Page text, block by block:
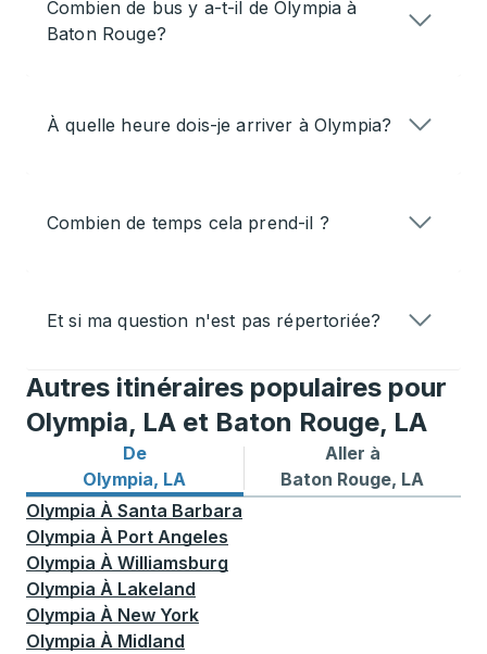
Combien de bus y a-t-il de Olympia à
Baton Rouge?
À quelle heure dois-je arriver à Olympia?
Combien de temps cela prend-il ?
Et si ma question n'est pas répertoriée?
Autres itinéraires populaires pour
Olympia, LA et Baton Rouge, LA
De
Olympia, LA
Itinéraires de bus depuis Olympia, LA
Aller à
Baton Rouge, LA
Itinéraires de bus vers
Olympia À Santa Barbara
Olympia À Port Angeles
Olympia À Williamsburg
Olympia À Lakeland
Olympia À New York
Olympia À Midland